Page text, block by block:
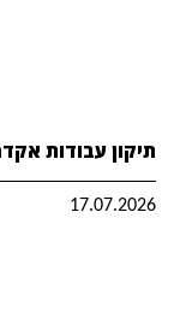
תיקון עבודות
17.07.2026